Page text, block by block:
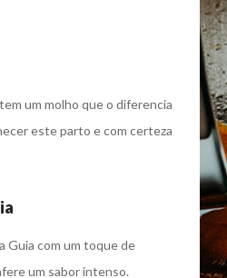
um molho que o diferencia
este parto e com certeza
Guia com um toque de
um sabor intenso.